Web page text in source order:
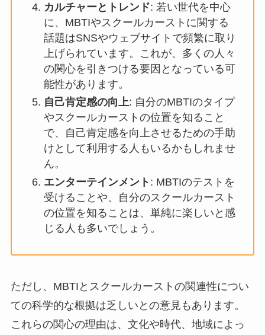
カルチャーとトレンド: 若い世代を中心
に、MBTIやスクールカーストに関する
話題はSNSやウェブサイトで頻繁に取り
上げられています。これが、多くの人々
の関心を引きつける要因となっている可
能性があります。
自己肯定感の向上: 自分のMBTIのタイプ
やスクールカーストの位置を知ること
で、自己肯定感を向上させるための手助
けとして利用する人もいるかもしれませ
ん。
エンターテインメント : MBTIのテストを
受けることや、自分のスクールカースト
の位置を知ることは、単純に楽しいと感
じる人も多いでしょう。
ただし、MBTIとスクールカーストの関連性につい
ての科学的な根拠は乏しいとの意見もあります。
これらの関心の理由は、文化や時代、地域によっ